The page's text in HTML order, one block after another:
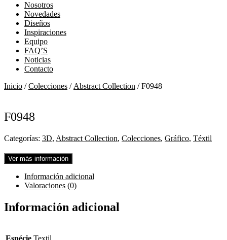
Nosotros
Novedades
Diseños
Inspiraciones
Equipo
FAQ’S
Noticias
Contacto
Inicio /Colecciones / Abstract Collection / F0948
F0948
Categorías: 3D, Abstract Collection, Colecciones, Gráfico, Téxtil
Ver más información
Información adicional
Valoraciones (0)
Información adicional
Espécie Textil